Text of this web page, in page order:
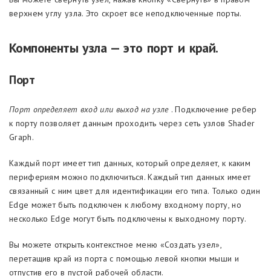
верхнем углу узла. Это скроет все неподключенные порты.
Компоненты узла — это порт и край.
Порт
Порт определяет вход или выход на узле. Подключение ребер
к порту позволяет данным проходить через сеть узлов Shader
Graph.
Каждый порт имеет тип данных, который определяет, к каким
перифериям можно подключиться. Каждый тип данных имеет
связанный с ним цвет для идентификации его типа. Только один
Edge может быть подключен к любому входному порту, но
несколько Edge могут быть подключены к выходному порту.
Вы можете открыть контекстное меню «Создать узел»,
перетащив край из порта с помощью левой кнопки мыши и
отпустив его в пустой рабочей области.